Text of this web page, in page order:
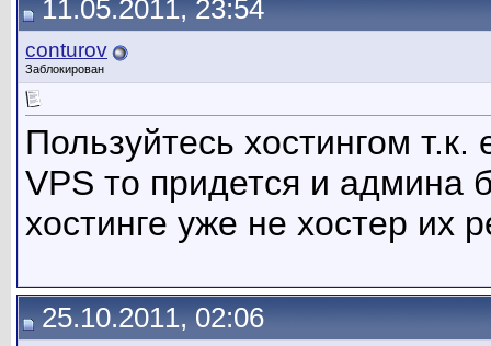
11.05.2011, 23:54
conturov
Заблокирован
Пользуйтесь хостингом
VPS то придется и админа
хостинге уже не хостер их
25.10.2011, 02:06